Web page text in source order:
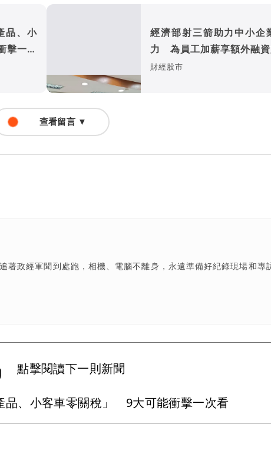
品、小
擊一次
經濟部射三箭助力中小企
力 為員工加薪享額外融
財經股市
查看留言 ▼
著政經軍聞到處跑，相機、電腦不離身，永遠準備好紀錄現場和專
點擊閱讀下一則新聞
品、小客車零關稅」 9大可能衝擊一次看